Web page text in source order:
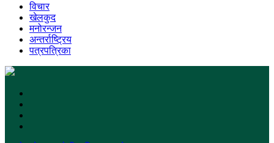
विचार
खेलकुद
मनोरन्जन
अन्तर्राष्ट्रिय
पत्रपत्रिका